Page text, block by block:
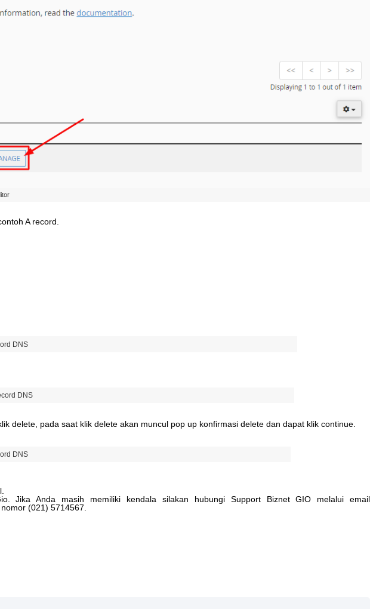
A record.
DNS
DNS
delete, pada saat klik delete akan muncul pop up konfirmasi delete dan dapat klik continue.
DNS
. Jika Anda masih memiliki kendala silakan hubungi Support Biznet GIO melalui
email
nomor (021) 5714567